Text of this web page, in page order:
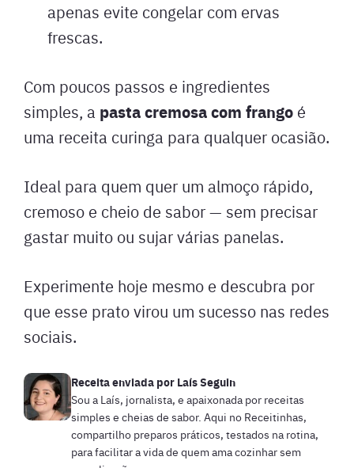
apenas evite congelar com ervas
frescas.
Com poucos passos e ingredientes
simples, a pasta cremosa com frango é
uma receita curinga para qualquer ocasião.
Ideal para quem quer um almoço rápido,
cremoso e cheio de sabor — sem precisar
gastar muito ou sujar várias panelas.
Experimente hoje mesmo e descubra por
que esse prato virou um sucesso nas redes
sociais.
Receita enviada por Laís Seguin
Sou a Laís, jornalista, e apaixonada por receitas
simples e cheias de sabor. Aqui no Receitinhas,
compartilho preparos práticos, testados na rotina,
para facilitar a vida de quem ama cozinhar sem